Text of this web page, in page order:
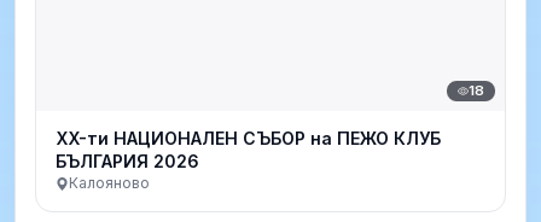
18
XX-ти НАЦИОНАЛЕН СЪБОР на ПЕЖО КЛУБ
БЪЛГАРИЯ 2026
Калояново